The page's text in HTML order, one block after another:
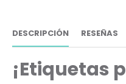
DESCRIPCIÓN RESEÑAS
¡Etiquetas